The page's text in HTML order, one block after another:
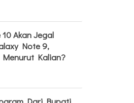
Akan Jegal
Note 9,
Kalian?